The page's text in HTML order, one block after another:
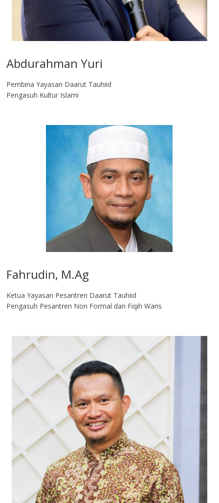
Abdurahman Yuri
Pembina Yayasan Daarut Tauhiid
Pengasuh Kultur Islami
Fahrudin, M.Ag​
Ketua Yayasan Pesantren Daarut Tauhiid
Pengasuh Pesantren Non Formal dan Fiqih Waris